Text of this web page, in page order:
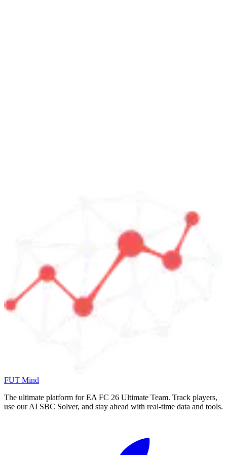
FUT Mind
The ultimate platform for EA FC 26 Ultimate Team. Track players,
use our AI SBC Solver, and stay ahead with real-time data and tools.